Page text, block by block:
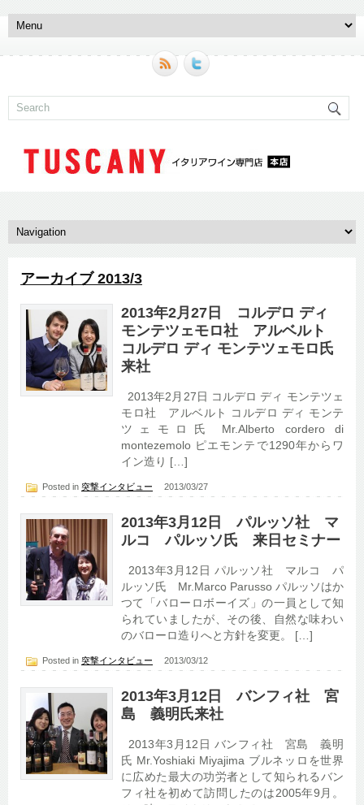
アーカイブ 2013/3
2013年2月27日 コルデロ ディ
モンテツェモロ社 アルベルト
コルデロ ディ モンテツェモロ氏
来社
2013年2月27日 コルデロ ディ モンテツェ
モロ社 アルベルト コルデロ ディ モンテ
ツェモロ氏 Mr.Alberto cordero di
montezemolo ピエモンテで1290年からワ
イン造り […]
Posted in 突撃インタビュー 2013/03/27
2013年3月12日 パルッソ社 マ
ルコ パルッソ氏 来日セミナー
2013年3月12日 パルッソ社 マルコ パ
ルッソ氏 Mr.Marco Parusso パルッソはか
つて「バローロボーイズ」の一員として知
られていましたが、その後、自然な味わい
のバローロ造りへと方針を変更。 […]
Posted in 突撃インタビュー 2013/03/12
2013年3月12日 バンフィ社 宮
島 義明氏来社
2013年3月12日 バンフィ社 宮島 義明
氏 Mr.Yoshiaki Miyajima ブルネッロを世界
に広めた最大の功労者として知られるバン
フィ社を初めて訪問したのは2005年9月。